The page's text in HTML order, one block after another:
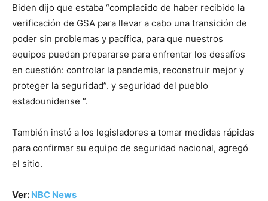
Biden dijo que estaba “complacido de haber recibido la
verificación de GSA para llevar a cabo una transición de
poder sin problemas y pacífica, para que nuestros
equipos puedan prepararse para enfrentar los desafíos
en cuestión: controlar la pandemia, reconstruir mejor y
proteger la seguridad”. y seguridad del pueblo
estadounidense “.
También instó a los legisladores a tomar medidas rápidas
para confirmar su equipo de seguridad nacional, agregó
el sitio.
Ver: NBC News